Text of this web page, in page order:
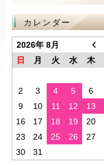
カレンダー
2026年 8月
日
月 火 水 木
2
3 4 5 6
9
10 11 12 13
16
17 18 19 20
23
24 25 26 27
30
31